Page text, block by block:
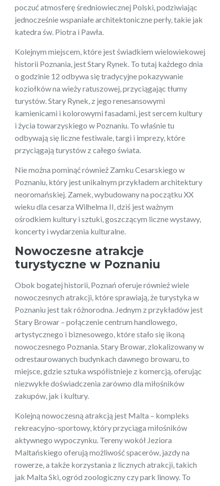
poczuć atmosferę średniowiecznej Polski, podziwiając
jednocześnie wspaniałe architektoniczne perły, takie jak
katedra św. Piotra i Pawła.
Kolejnym miejscem, które jest świadkiem wielowiekowej
historii Poznania, jest Stary Rynek. To tutaj każdego dnia
o godzinie 12 odbywa się tradycyjne pokazywanie
koziołków na wieży ratuszowej, przyciągając tłumy
turystów. Stary Rynek, z jego renesansowymi
kamienicami i kolorowymi fasadami, jest sercem kultury
i życia towarzyskiego w Poznaniu. To właśnie tu
odbywają się liczne festiwale, targi i imprezy, które
przyciągają turystów z całego świata.
Nie można pominąć również Zamku Cesarskiego w
Poznaniu, który jest unikalnym przykładem architektury
neoromańskiej. Zamek, wybudowany na początku XX
wieku dla cesarza Wilhelma II, dziś jest ważnym
ośrodkiem kultury i sztuki, goszczącym liczne wystawy,
koncerty i wydarzenia kulturalne.
Nowoczesne atrakcje
turystyczne w Poznaniu
Obok bogatej historii, Poznań oferuje również wiele
nowoczesnych atrakcji, które sprawiają, że turystyka w
Poznaniu jest tak różnorodna. Jednym z przykładów jest
Stary Browar – połączenie centrum handlowego,
artystycznego i biznesowego, które stało się ikoną
nowoczesnego Poznania. Stary Browar, zlokalizowany w
odrestaurowanych budynkach dawnego browaru, to
miejsce, gdzie sztuka współistnieje z komercją, oferując
niezwykłe doświadczenia zarówno dla miłośników
zakupów, jak i kultury.
Kolejną nowoczesną atrakcją jest Malta – kompleks
rekreacyjno-sportowy, który przyciąga miłośników
aktywnego wypoczynku. Tereny wokół Jeziora
Maltańskiego oferują możliwość spacerów, jazdy na
rowerze, a także korzystania z licznych atrakcji, takich
jak Malta Ski, ogród zoologiczny czy park linowy. To